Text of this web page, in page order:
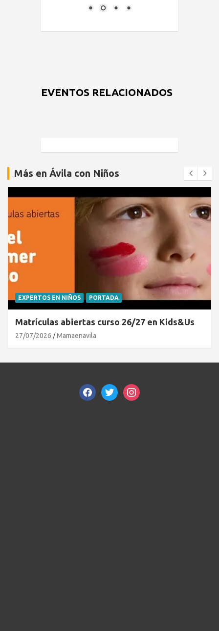
EVENTOS RELACIONADOS
Más en Ávila con Niños
EXPERTOS EN NIÑOS PORTADA
Matrículas abiertas curso 26/27 en Kids&Us
27/07/2026 Mamaenavila
facebooktwitterinstagram